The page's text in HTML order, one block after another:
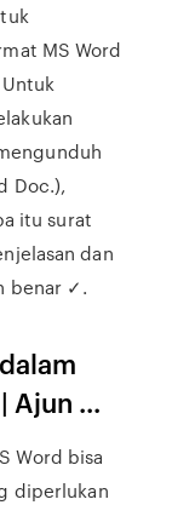
MS Word
Doc.),
itu surat
dan
benar ✓.
Ajun ...
Word bisa
diperlukan